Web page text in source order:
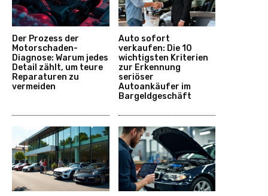
Der Prozess der
Motorschaden-
Diagnose: Warum jedes
Detail zählt, um teure
Reparaturen zu
vermeiden
Auto sofort
verkaufen: Die 10
wichtigsten Kriterien
zur Erkennung
seriöser
Autoankäufer im
Bargeldgeschäft